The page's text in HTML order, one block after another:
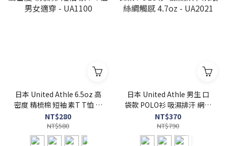
日本 United Athle 6.5oz 高
密度 精梳棉 短袖 素T T恤 男
女適穿 - UA1100
NT$280
NT$580
日本 United Athle 男生 口
袋款 POLO衫 吸濕排汗 網眼
絲綢觸感 4.7oz - UA2021
NT$370
NT$790